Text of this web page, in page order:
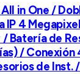
All in One /
IP 4
/ Batería de
/
de Inst.